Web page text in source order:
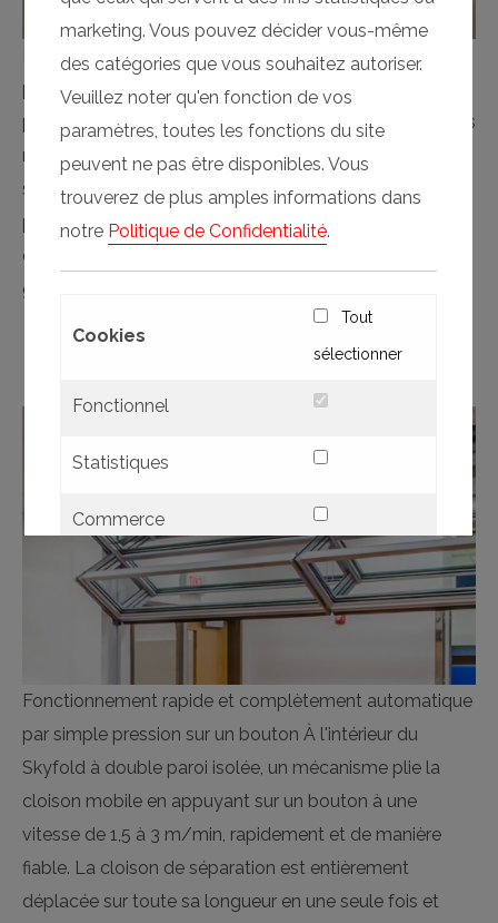
Le système de cloisons de séparation verticales
permet une ouverture gagnant de la place sous le
plafond ou dans une cavité de plafond prévue. Une fois
rangées, les cloisons s'adaptent en toute harmonie à la
structure du plafond et sont presque indétectables. En
plus d'une meilleure utilisation de l'espace, le Skyfold
offre également des avantages visuels, car aucun
guidage au sol n'est nécessaire.
Fonctionnement rapide et complètement automatique
par simple pression sur un bouton À l'intérieur du
Skyfold à double paroi isolée, un mécanisme plie la
cloison mobile en appuyant sur un bouton à une
vitesse de 1,5 à 3 m/min, rapidement et de manière
fiable. La cloison de séparation est entièrement
déplacée sur toute sa longueur en une seule fois et
marketing. Vous pouvez décider vous-même
des catégories que vous souhaitez autoriser.
Veuillez noter qu'en fonction de vos
paramètres, toutes les fonctions du site
peuvent ne pas être disponibles. Vous
trouverez de plus amples informations dans
notre Politique de Confidentialité.
Cookies
Tout
sélectionner
Fonctionnel
Statistiques
Commerce
confirmer la
sélection
Tout
sélectionner